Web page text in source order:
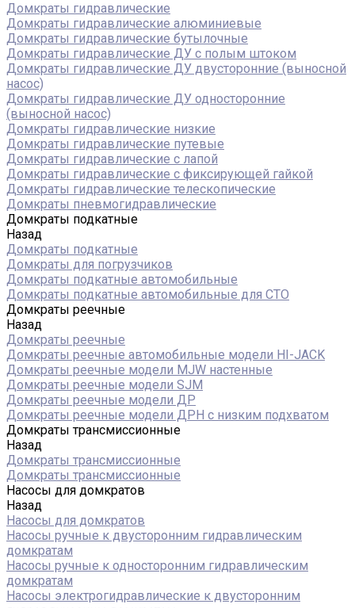
Домкраты гидравлические
Домкраты гидравлические алюминиевые
Домкраты гидравлические бутылочные
Домкраты гидравлические ДУ c полым штоком
Домкраты гидравлические ДУ двусторонние (выносной
насос)
Домкраты гидравлические ДУ односторонние
(выносной насос)
Домкраты гидравлические низкие
Домкраты гидравлические путевые
Домкраты гидравлические с лапой
Домкраты гидравлические с фиксирующей гайкой
Домкраты гидравлические телескопические
Домкраты пневмогидравлические
Домкраты подкатные
Назад
Домкраты подкатные
Домкраты для погрузчиков
Домкраты подкатные автомобильные
Домкраты подкатные автомобильные для СТО
Домкраты реечные
Назад
Домкраты реечные
Домкраты реечные автомобильные модели HI-JACK
Домкраты реечные модели MJW настенные
Домкраты реечные модели SJM
Домкраты реечные модели ДР
Домкраты реечные модели ДРН с низким подхватом
Домкраты трансмиссионные
Назад
Домкраты трансмиссионные
Домкраты трансмиссионные
Насосы для домкратов
Назад
Насосы для домкратов
Насосы ручные к двусторонним гидравлическим
домкратам
Насосы ручные к односторонним гидравлическим
домкратам
Насосы электрогидравлические к двусторонним